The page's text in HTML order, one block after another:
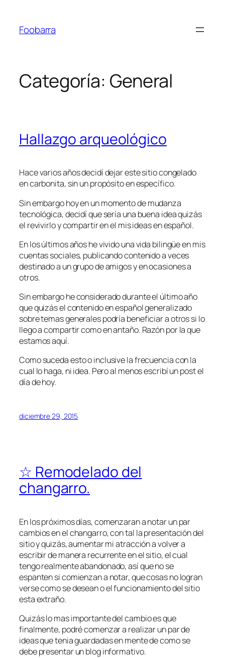
contenido
Foobarra
Categoría: General
Hallazgo arqueológico
Hace varios años decidí dejar este sitio congelado
en carbonita, sin un propósito en específico.
Sin embargo hoy en un momento de mudanza
tecnológica, decidí que sería una buena idea quizás
el revivirlo y compartir en el mis ideas en español.
En los últimos años he vivido una vida bilingüe en mis
cuentas sociales, publicando contenido a veces
destinado a un grupo de amigos y en ocasiones a
otros.
Sin embargo he considerado durante el último año
que quizás el contenido en español generalizado
sobre temas generales podría beneficiar a otros si lo
llego a compartir como en antaño. Razón por la que
estamos aquí.
Como suceda esto o inclusive la frecuencia con la
cual lo haga, ni idea. Pero al menos escribí un post el
día de hoy.
diciembre 29, 2015
☆ Remodelado del
changarro.
En los próximos días, comenzaran a notar un par
cambios en el changarro, con tal la presentación del
sitio y quizás, aumentar mi atracción a volver a
escribir de manera recurrente en el sitio, el cual
tengo realmente abandonado, así que no se
espanten si comienzan a notar, que cosas no logran
verse como se desean o el funcionamiento del sitio
esta extraño.
Quizás lo mas importante del cambio es que
finalmente, podré comenzar a realizar un par de
ideas que tenia guardadas en mente de como se
debe presentar un blog informativo.